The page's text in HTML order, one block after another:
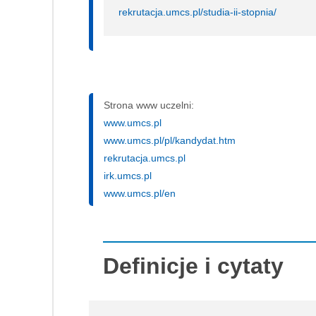
rekrutacja.umcs.pl/studia-ii-stopnia/
Strona www uczelni:
www.umcs.pl
www.umcs.pl/pl/kandydat.htm
rekrutacja.umcs.pl
irk.umcs.pl
www.umcs.pl/en
Definicje i cytaty